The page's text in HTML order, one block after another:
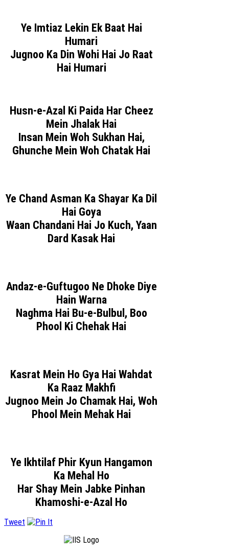
Ye Imtiaz Lekin Ek Baat Hai
Humari
Jugnoo Ka Din Wohi Hai Jo Raat
Hai Humari
Husn-e-Azal Ki Paida Har Cheez
Mein Jhalak Hai
Insan Mein Woh Sukhan Hai,
Ghunche Mein Woh Chatak Hai
Ye Chand Asman Ka Shayar Ka Dil
Hai Goya
Waan Chandani Hai Jo Kuch, Yaan
Dard Kasak Hai
Andaz-e-Guftugoo Ne Dhoke Diye
Hain Warna
Naghma Hai Bu-e-Bulbul, Boo
Phool Ki Chehak Hai
Kasrat Mein Ho Gya Hai Wahdat
Ka Raaz Makhfi
Jugnoo Mein Jo Chamak Hai, Woh
Phool Mein Mehak Hai
Ye Ikhtilaf Phir Kyun Hangamon
Ka Mehal Ho
Har Shay Mein Jabke Pinhan
Khamoshi-e-Azal Ho
Tweet